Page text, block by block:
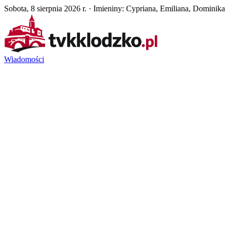
Sobota, 8 sierpnia 2026 r. · Imieniny: Cypriana, Emiliana, Dominika
Wiadomości